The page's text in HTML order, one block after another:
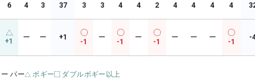
6 4 3 37 3 3 4 4 2 4 4 4 4
+1 ー ー +1
-1
ー
-1
ー
-1
ー ー ー
-1
-
ー パー ボギー ダブルボギー以上